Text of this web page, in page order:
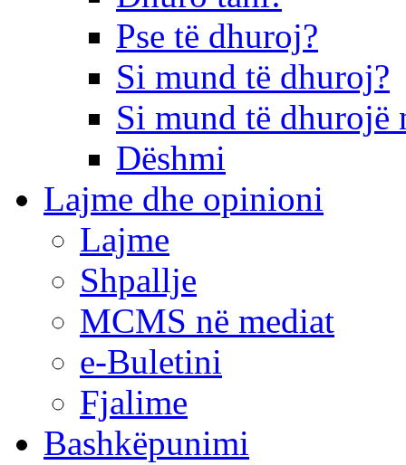
Pse të dhuroj?
Si mund të dhuroj?
Si mund të dhurojë
Dëshmi
Lajme dhe opinioni
Lajme
Shpallje
MCMS në mediat
e-Buletini
Fjalime
Bashkëpunimi